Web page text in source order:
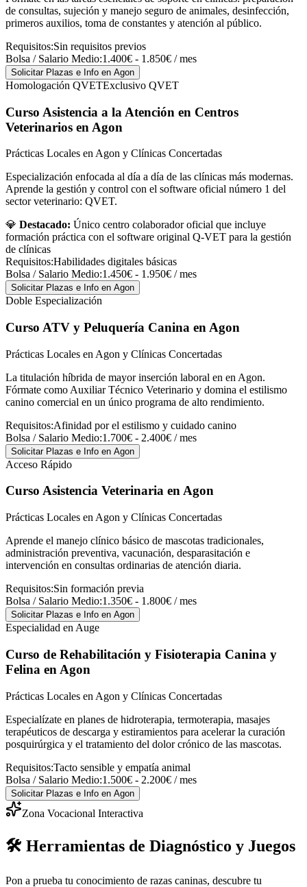
de consultas, sujeción y manejo seguro de animales, desinfección,
primeros auxilios, toma de constantes y atención al público.
Requisitos:Sin requisitos previos
Bolsa / Salario Medio:1.400€ - 1.850€ / mes
Solicitar Plazas e Info en Agon
Homologación QVETExclusivo QVET
Curso Asistencia a la Atención en Centros
Veterinarios en Agon
Prácticas Locales en Agon y Clínicas Concertadas
Especialización enfocada al día a día de las clínicas más modernas.
Aprende la gestión y control con el software oficial número 1 del
sector veterinario: QVET.
💎 Destacado: Único centro colaborador oficial que incluye
formación práctica con el software original Q-VET para la gestión
de clínicas
Requisitos:Habilidades digitales básicas
Bolsa / Salario Medio:1.450€ - 1.950€ / mes
Solicitar Plazas e Info en Agon
Doble Especialización
Curso ATV y Peluquería Canina en Agon
Prácticas Locales en Agon y Clínicas Concertadas
La titulación híbrida de mayor inserción laboral en en Agon.
Fórmate como Auxiliar Técnico Veterinario y domina el estilismo
canino comercial en un único programa de alto rendimiento.
Requisitos:Afinidad por el estilismo y cuidado canino
Bolsa / Salario Medio:1.700€ - 2.400€ / mes
Solicitar Plazas e Info en Agon
Acceso Rápido
Curso Asistencia Veterinaria en Agon
Prácticas Locales en Agon y Clínicas Concertadas
Aprende el manejo clínico básico de mascotas tradicionales,
administración preventiva, vacunación, desparasitación e
intervención en consultas ordinarias de atención diaria.
Requisitos:Sin formación previa
Bolsa / Salario Medio:1.350€ - 1.800€ / mes
Solicitar Plazas e Info en Agon
Especialidad en Auge
Curso de Rehabilitación y Fisioterapia Canina y
Felina en Agon
Prácticas Locales en Agon y Clínicas Concertadas
Especialízate en planes de hidroterapia, termoterapia, masajes
terapéuticos de descarga y estiramientos para acelerar la curación
posquirúrgica y el tratamiento del dolor crónico de las mascotas.
Requisitos:Tacto sensible y empatía animal
Bolsa / Salario Medio:1.500€ - 2.200€ / mes
Solicitar Plazas e Info en Agon
Zona Vocacional Interactiva
🛠️ Herramientas de Diagnóstico y Juegos
Pon a prueba tu conocimiento de razas caninas, descubre tu